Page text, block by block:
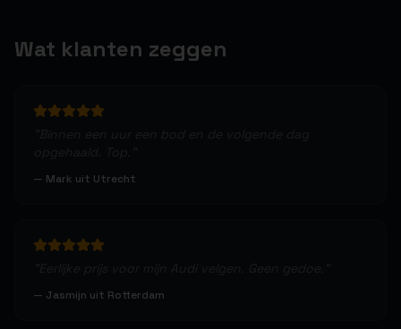
Wat klanten zeggen
— Mark uit Utrecht
— Jasmijn uit Rotterdam